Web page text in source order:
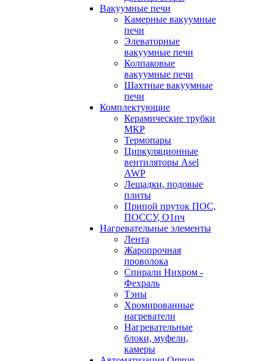
Вакуумные печи
Камерные вакуумные
печи
Элеваторные
вакуумные печи
Колпаковые
вакуумные печи
Шахтные вакуумные
печи
Комплектующие
Керамические трубки
МКР
Термопары
Циркуляционные
вентиляторы Asel
AWP
Лещадки, подовые
плиты
Припой пруток ПОС,
ПОССУ, О1пч
Нагревательные элементы
Лента
Жаропрочная
проволока
Спирали Нихром -
Фехраль
Тэны
Хромированные
нагреватели
Нагревательные
блоки, муфели,
камеры